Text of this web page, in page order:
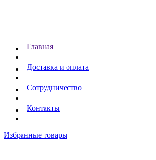
Главная
Доставка и оплата
Сотрудничество
Контакты
Избранные товары